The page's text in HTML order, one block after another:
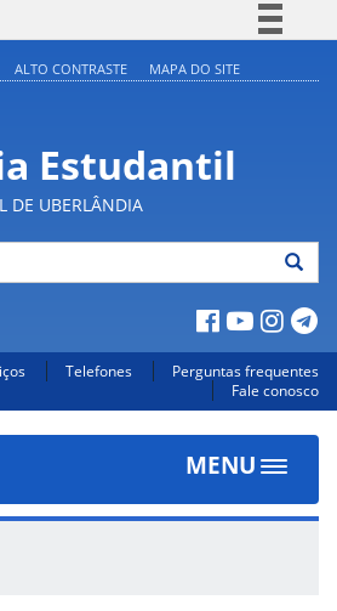
Acesso à informação
Legislação
Canais
ALTO CONTRASTE MAPA DO SITE
Estudantil
DE UBERLÂNDIA
Telefones
Perguntas frequentes
Fale conosco
MENU
Toggle